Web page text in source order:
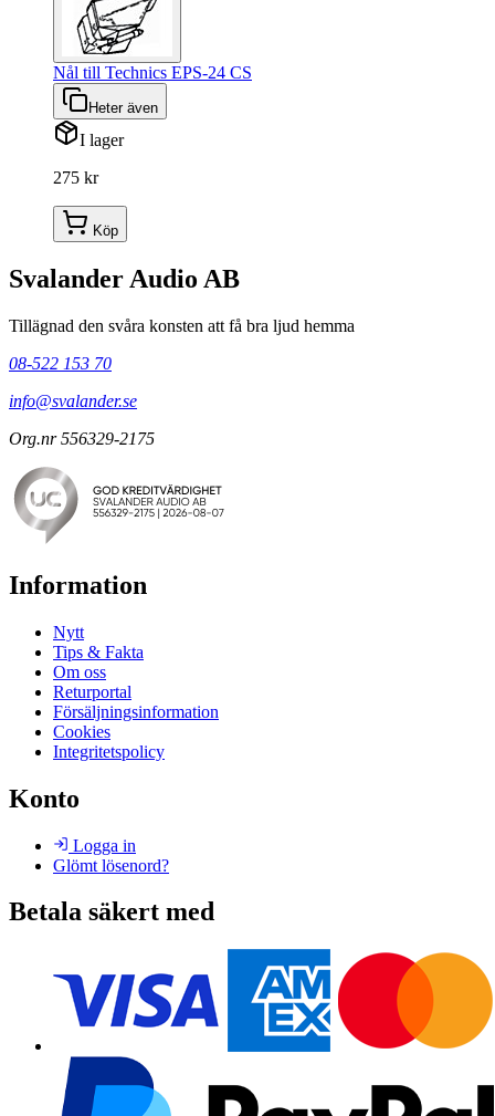
Nål till Technics EPS-24 CS
Heter även
I lager
275 kr
Köp
Svalander Audio AB
Tillägnad den svåra konsten att få bra ljud hemma
08-522 153 70
info@svalander.se
Org.nr 556329-2175
Information
Nytt
Tips & Fakta
Om oss
Returportal
Försäljningsinformation
Cookies
Integritetspolicy
Konto
Logga in
Glömt lösenord?
Betala säkert med